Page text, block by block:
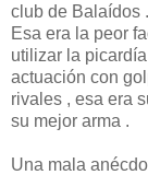
club de Balaídos .
Esa era la peor
utilizar la
actuación con
rivales , esa era
su mejor arma .
Una mala